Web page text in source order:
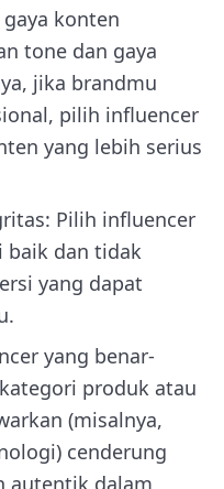
konten
tone dan gaya
jika brandmu
pilih influencer
yang lebih serius
Pilih influencer
baik dan tidak
yang dapat
yang benar-
produk atau
(misalnya,
cenderung
autentik dalam